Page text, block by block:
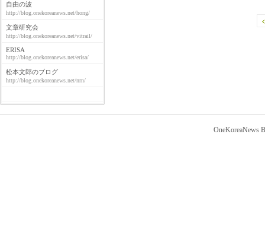
自由の波
http://blog.onekoreanews.net/hong/
文章研究会
http://blog.onekoreanews.net/vitrail/
ERISA
http://blog.onekoreanews.net/erisa/
松本文郎のブログ
http://blog.onekoreanews.net/nrn/
OneKoreaNews